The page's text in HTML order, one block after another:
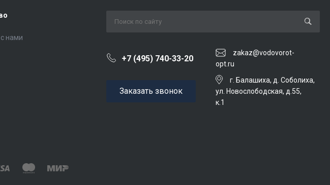
нами
+7 (495) 740-33-20
zakaz@vodovorot-
opt.ru
Заказать звонок
г. Балашиха, д. Соболиха,
ул. Новослободская, д.55,
к.1